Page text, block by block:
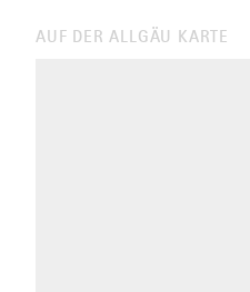
AUF DER ALLGÄU KARTE